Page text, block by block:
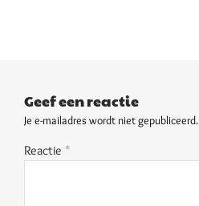
Geef een reactie
Je e-mailadres wordt niet gepubliceerd.
Reactie *